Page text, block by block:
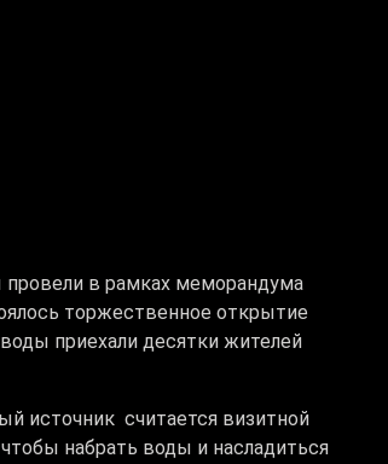
провели в рамках меморандума
торжественное открытие
приехали десятки жителей
источник считается визитной
набрать воды и насладиться